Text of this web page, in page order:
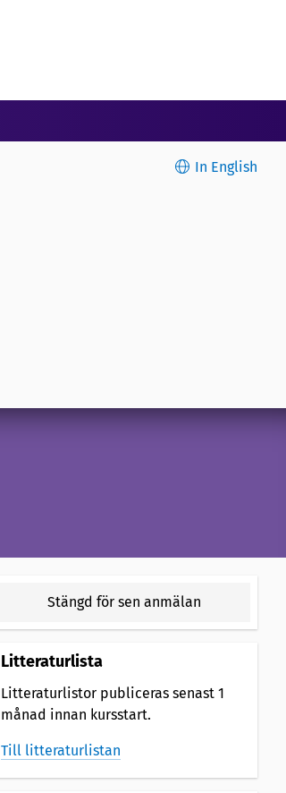
In English
Stängd för sen anmälan
Litteraturlista
Litteraturlistor publiceras senast 1
månad innan kursstart.
Till litteraturlistan